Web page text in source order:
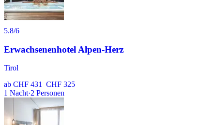
5.8/6
Erwachsenenhotel Alpen-Herz
Tirol
ab CHF 431 CHF 325
1 Nacht·2 Personen